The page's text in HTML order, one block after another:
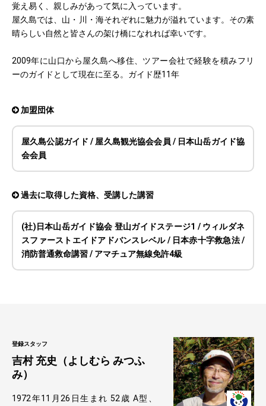
覚え易く、親しみがあって気に入っています。
屋久島では、山・川・海それぞれに魅力が溢れています。その素
晴らしい自然と皆さんの架け橋になれれば幸いです。
2009年に山口から屋久島へ移住、ツアー会社で経験を積みフリ
ーのガイドとして現在に至る。ガイド歴11年
加盟団体
屋久島公認ガイド / 屋久島観光協会会員 / 日本山岳ガイド協
会会員
過去に取得した資格、受講した講習
(社)日本山岳ガイド協会 登山ガイドステージ1 / ウィルダネ
スファーストエイドアドバンスレベル / 日本赤十字救急法 /
消防普通救命講習 / アマチュア無線免許4級
登録スタッフ
吉村 充史（よしむら みつふ
み）
1972年11月26日生まれ 52歳 A型、